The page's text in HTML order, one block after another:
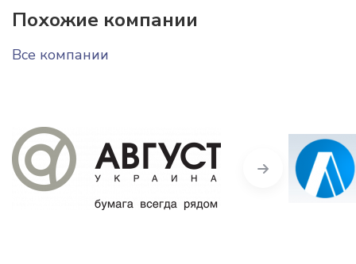
Похожие компании
Все компании
Next